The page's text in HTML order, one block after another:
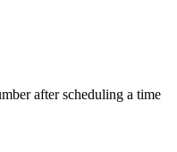
after scheduling a time